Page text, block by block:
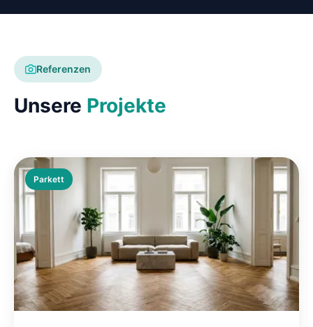
Referenzen
Unsere Projekte
Parkett